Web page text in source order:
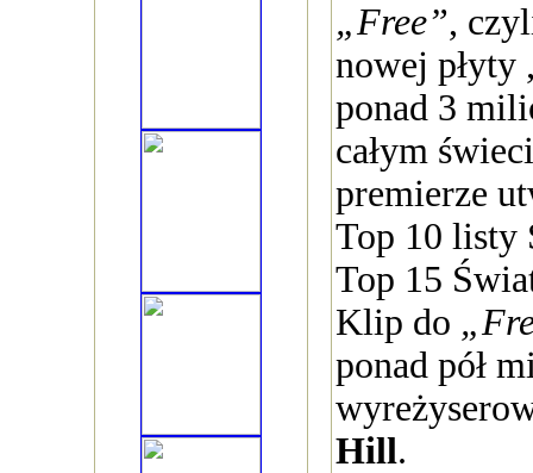
„Free”,
nowej płyty
ponad 3
całym
premierze
Top 10 listy
Top 15
Klip do
ponad pół
Hill.